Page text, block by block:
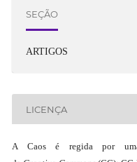
SEÇÃO
ARTIGOS
LICENÇA
A Caos é regida por